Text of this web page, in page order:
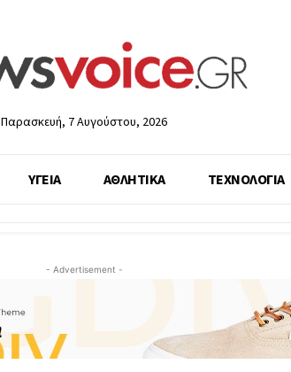
Παρασκευή, 7 Αυγούστου, 2026
ΥΓΕΙΑ ΑΘΛΗΤΙΚΑ ΤΕΧΝΟΛΟΓΙΑ
- Advertisement -